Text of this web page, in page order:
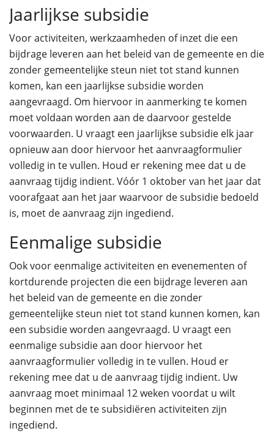
Jaarlijkse subsidie
Voor activiteiten, werkzaamheden of inzet die een
bijdrage leveren aan het beleid van de gemeente en die
zonder gemeentelijke steun niet tot stand kunnen
komen, kan een jaarlijkse subsidie worden
aangevraagd. Om hiervoor in aanmerking te komen
moet voldaan worden aan de daarvoor gestelde
voorwaarden. U vraagt een jaarlijkse subsidie elk jaar
opnieuw aan door hiervoor het aanvraagformulier
volledig in te vullen. Houd er rekening mee dat u de
aanvraag tijdig indient. Vóór 1 oktober van het jaar dat
voorafgaat aan het jaar waarvoor de subsidie bedoeld
is, moet de aanvraag zijn ingediend.
Eenmalige subsidie
Ook voor eenmalige activiteiten en evenementen of
kortdurende projecten die een bijdrage leveren aan
het beleid van de gemeente en die zonder
gemeentelijke steun niet tot stand kunnen komen, kan
een subsidie worden aangevraagd. U vraagt een
eenmalige subsidie aan door hiervoor het
aanvraagformulier volledig in te vullen. Houd er
rekening mee dat u de aanvraag tijdig indient. Uw
aanvraag moet minimaal 12 weken voordat u wilt
beginnen met de te subsidiëren activiteiten zijn
ingediend.